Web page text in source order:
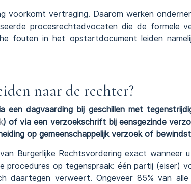
voorkomt vertraging. Daarom werken
procesrechtadvocaten die de formele
fouten in het opstartdocument leiden
naar de rechter?
dagvaarding bij geschillen met
) of via een verzoekschrift bij eensgezinde
op gemeenschappelijk verzoek of
Burgerlijke Rechtsvordering exact wanneer
procedures op tegenspraak: één partij (eiser)
daartegen verweert. Ongeveer 85% van alle